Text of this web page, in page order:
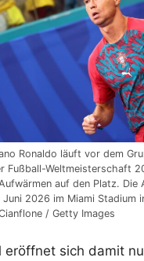
Ronaldo läuft vor dem
Fußball-Weltmeisterschaft
auf den Platz. Die
2026 im Miami Stadium
/ Getty Images
eröffnet sich damit